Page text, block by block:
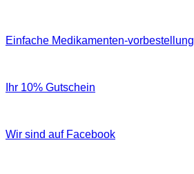
Einfache Medikamenten-vorbestellung
Ihr 10% Gutschein
Wir sind auf Facebook